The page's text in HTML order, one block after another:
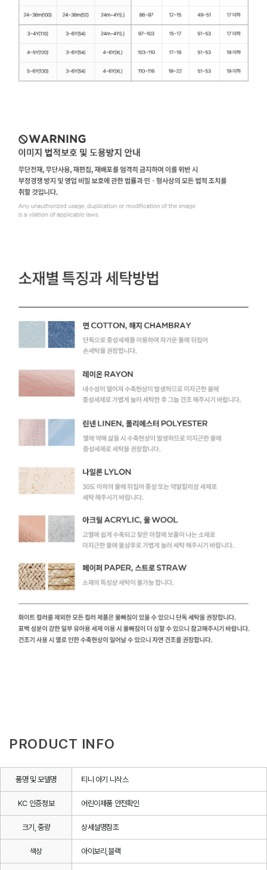
PRODUCT INFO
품명 및 모델명 티니 아기 니삭스
KC 인증정보 어린이제품 안전확인
크기, 중량 상세설명참조
색상 아이보리,블랙